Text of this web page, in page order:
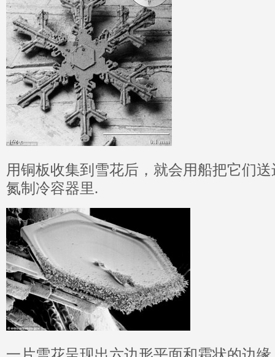
用铜板收集到雪花后，就会用船把它们
氮制冷容器里.